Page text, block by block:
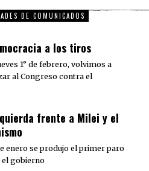
DE COMUNICADOS
a los tiros
1° de febrero, volvimos a
al Congreso contra el
frente a Milei y el
enero se produjo el primer paro
gobierno